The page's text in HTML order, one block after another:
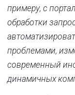
примеру, с
обработки
проблемами,
современный
динамичных